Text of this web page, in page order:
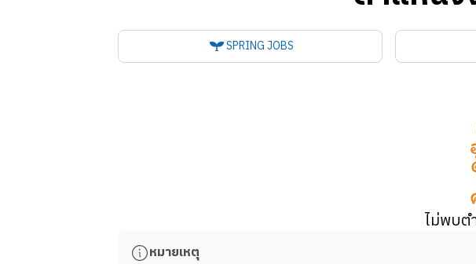
SPRING JOBS
ไม่พบต
หมายเหตุ